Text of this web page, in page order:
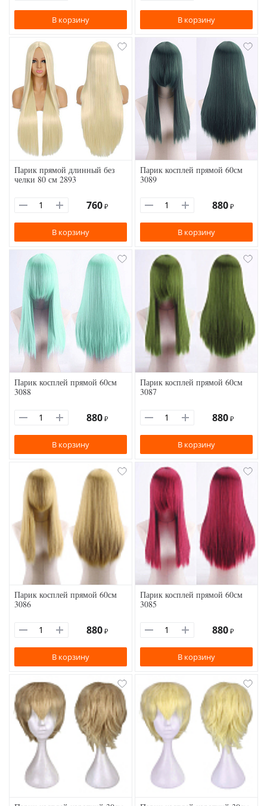
В корзину В корзину
Парик прямой длинный без
челки 80 см 2893
760 ₽
В корзину
Парик косплей прямой 60см
3089
880 ₽
В корзину
Парик косплей прямой 60см
3088
880 ₽
В корзину
Парик косплей прямой 60см
3087
880 ₽
В корзину
Парик косплей прямой 60см
3086
880 ₽
В корзину
Парик косплей прямой 60см
3085
880 ₽
В корзину